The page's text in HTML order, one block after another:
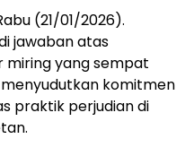
(21/01/2026).
jawaban atas
miring yang sempat
komitmen
praktik perjudian di